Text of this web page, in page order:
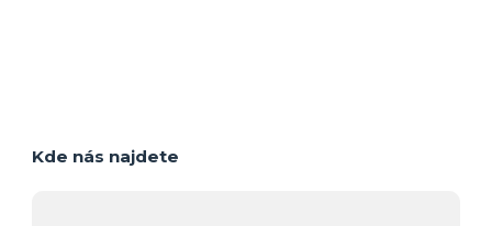
Kde nás najdete